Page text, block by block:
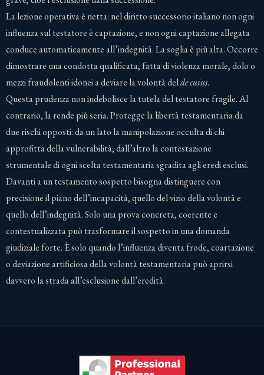
La lezione operativa è netta: nel diritto successorio italiano non ogni
influenza sul testatore è captazione, e non ogni captazione allegata
conduce automaticamente all’indegnità. La soglia è più alta. Occorre
dimostrare una condotta qualificata, fatta di violenza morale, dolo o
mezzi fraudolenti idonei a deviare la volontà delde cuius.
Questa prudenza non indebolisce la tutela del testatore fragile. Al
contrario, la rende più seria. Protegge la libertà testamentaria da
due rischi opposti: da un lato la manipolazione occulta di chi
approfitta della vulnerabilità; dall’altro la contestazione
strumentale di ogni scelta testamentaria sgradita agli eredi esclusi.
Davanti a un testamento sospetto bisogna distinguere con
precisione il piano dell’incapacità, quello del vizio della volontà e
quello dell’indegnità. Solo una prova concreta, coerente e
contestualizzata può trasformare il sospetto in una domanda
giudiziale forte. È solo quando l’influenza diventa frode, coartazione
o deviazione artificiosa della volontà testamentaria può aprirsi
davvero la strada all’esclusione dall’eredità.